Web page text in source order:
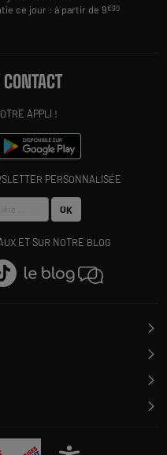
ce jour : à partir de 9€90
APPLI !
PERSONNALISÉE
OK
ET SUR NOTRE BLOG